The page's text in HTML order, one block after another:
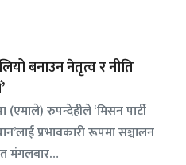
बनाउन नेतृत्व र नीति
रुपन्देहीले ‘मिसन पार्टी
प्रभावकारी रूपमा सञ्चालन
मंगलबार…